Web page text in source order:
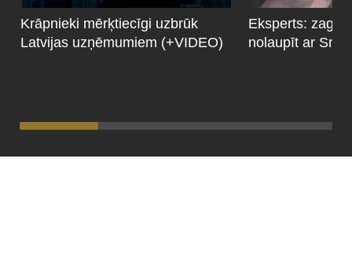
Krāpnieki mērķtiecīgi uzbrūk
Latvijas uzņēmumiem (+VIDEO)
Eksperts: zagļi
nolaupīt ar